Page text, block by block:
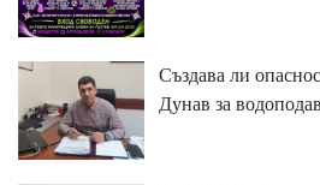
Създава ли
Дунав за